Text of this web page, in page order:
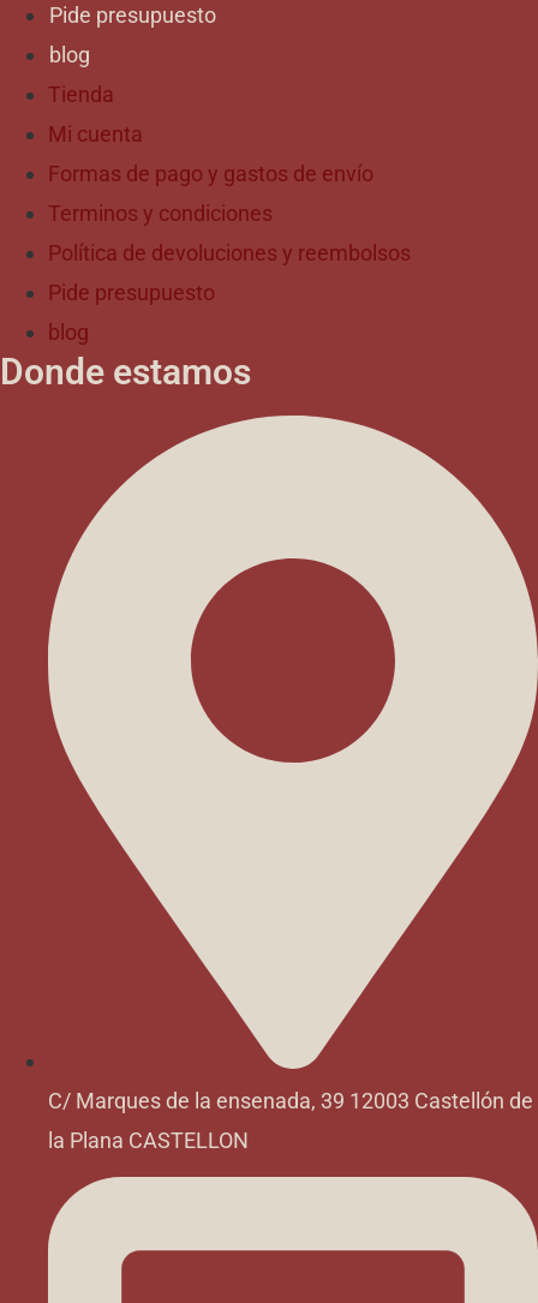
Pide presupuesto
blog
Tienda
Mi cuenta
Formas de pago y gastos de envío
Terminos y condiciones
Política de devoluciones y reembolsos
Pide presupuesto
blog
Donde estamos
C/ Marques de la ensenada, 39 12003 Castellón de
la Plana CASTELLON